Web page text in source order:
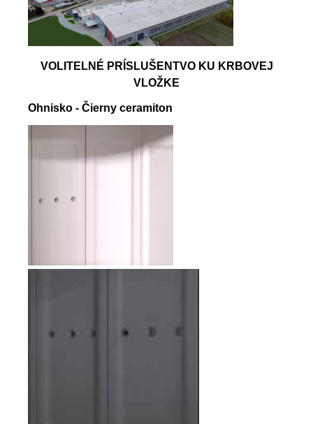
VOLITELNÉ PRÍSLUŠENTVO KU KRBOVEJ
VLOŽKE
Ohnisko - Čierny ceramiton